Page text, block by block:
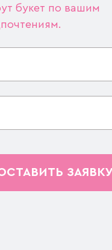
букет по вашим